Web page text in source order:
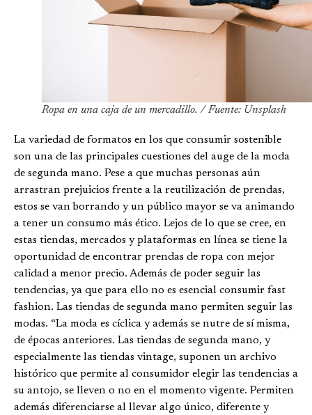
Ropa en una caja de un mercadillo. / Fuente: Unsplash
La variedad de formatos en los que consumir sostenible
son una de las principales cuestiones del auge de la moda
de segunda mano. Pese a que muchas personas aún
arrastran prejuicios frente a la reutilización de prendas,
estos se van borrando y un público mayor se va animando
a tener un consumo más ético. Lejos de lo que se cree, en
estas tiendas, mercados y plataformas en línea se tiene la
oportunidad de encontrar prendas de ropa con mejor
calidad a menor precio. Además de poder seguir las
tendencias, ya que para ello no es esencial consumir fast
fashion. Las tiendas de segunda mano permiten seguir las
modas. “La moda es cíclica y además se nutre de sí misma,
de épocas anteriores. Las tiendas de segunda mano, y
especialmente las tiendas vintage, suponen un archivo
histórico que permite al consumidor elegir las tendencias a
su antojo, se lleven o no en el momento vigente. Permiten
además diferenciarse al llevar algo único, diferente y